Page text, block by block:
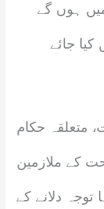
ہوں گے
جائے
متعلقہ حکام
کے ملازمین
دلانے کے